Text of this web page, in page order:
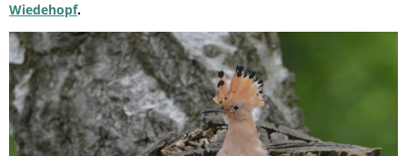
Wiedehopf.